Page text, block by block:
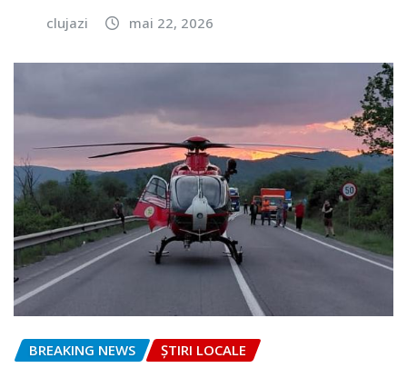
clujazi mai 22, 2026
BREAKING NEWS ȘTIRI LOCALE